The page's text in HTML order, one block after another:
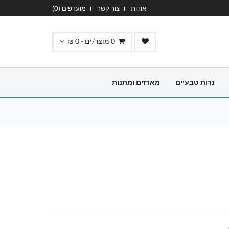
אודות צור קשר מועדפים (0
)
0 מוצר/ים -0
₪
נרות טבעיים מארזים ומתנות